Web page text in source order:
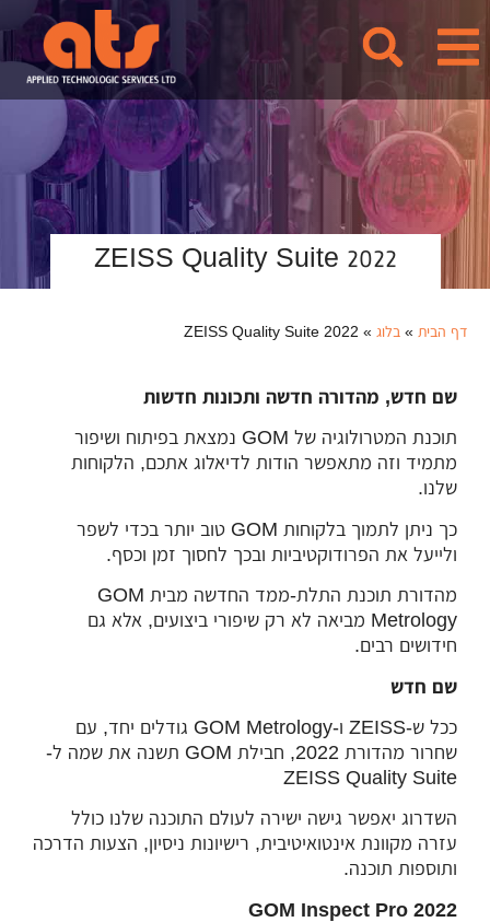
ZEISS Quality Suite 2022
דף הבית » בלוג »
ZEISS Quality Suite 2022
שם חדש, מהדורה חדשה ותכונות חדשות
תוכנת המטרולוגיה של GOM נמצאת בפיתוח ושיפור
מתמיד וזה מתאפשר הודות לדיאלוג אתכם, הלקוחות
שלנו.
כך ניתן לתמוך בלקוחות GOM טוב יותר בכדי לשפר
ולייעל את הפרודוקטיביות ובכך לחסוך זמן וכסף.
מהדורת תוכנת התלת-ממד החדשה מבית GOM
Metrology מביאה לא רק שיפורי ביצועים, אלא גם
חידושים רבים.
שם חדש
ככל ש-ZEISS ו-GOM Metrology גודלים יחד, עם
שחרור מהדורת 2022, חבילת GOM תשנה את שמה ל-
ZEISS Quality Suite
השדרוג יאפשר גישה ישירה לעולם התוכנה שלנו כולל
עזרה מקוונת אינטואיטיבית, רישיונות ניסיון, הצעות הדרכה
ותוספות תוכנה.
GOM Inspect Pro 2022